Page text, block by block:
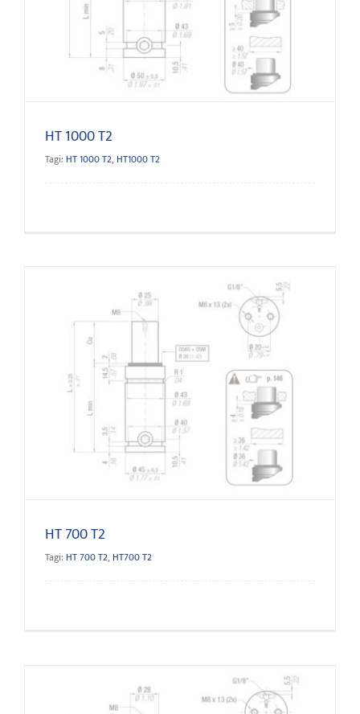
HT 1000 T2
Tagi: HT 1000 T2, HT1000 T2
HT 700 T2
HT 700 T2
Tagi: HT 700 T2, HT700 T2